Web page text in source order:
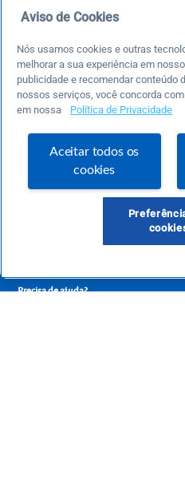
O Sebrae não se responsabiliza pelo
Uma das maiores Comunidades de
E claro, conte sempre com o Sebrae/PR,
Precisa de ajuda?
Aviso de Cookies
Nós usamos cookies e outras
melhorar a sua experiência em
publicidade e recomendar conteúdo
nossos serviços, você concorda
em nossa
Política de Privacidade
Aceitar todos os
cookies